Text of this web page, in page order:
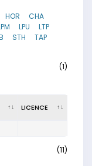
HOR
CHA
LPU
LTP
STH
TAP
(1)
LICENCE
(11)